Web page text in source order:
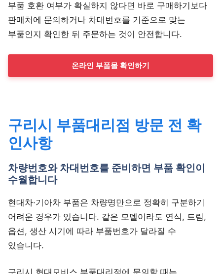
부품 호환 여부가 확실하지 않다면 바로 구매하기보다
판매처에 문의하거나 차대번호를 기준으로 맞는
부품인지 확인한 뒤 주문하는 것이 안전합니다.
온라인 부폼몰 확인하기
구리시 부품대리점 방문 전 확
인사항
차량번호와 차대번호를 준비하면 부품 확인이
수월합니다
현대차·기아차 부품은 차량명만으로 정확히 구분하기
어려운 경우가 있습니다. 같은 모델이라도 연식, 트림,
옵션, 생산 시기에 따라 부품번호가 달라질 수
있습니다.
구리시 현대모비스 부품대리점에 문의할 때는